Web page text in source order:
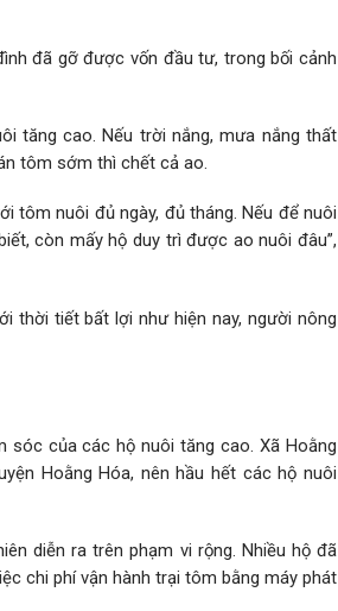
đã gỡ được vốn đầu tư, trong bối cảnh
tăng cao. Nếu trời nắng, mưa nắng thất
tôm sớm thì chết cả ao.
tôm nuôi đủ ngày, đủ tháng. Nếu để nuôi
còn mấy hộ duy trì được ao nuôi đâu”,
thời tiết bất lợi như hiện nay, người nông
sóc của các hộ nuôi tăng cao. Xã Hoằng
Hoằng Hóa, nên hầu hết các hộ nuôi
diễn ra trên phạm vi rộng. Nhiều hộ đã
chi phí vận hành trại tôm bằng máy phát